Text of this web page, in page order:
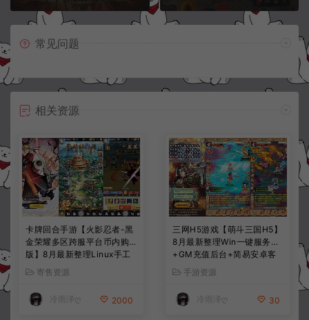
常见问题
相关资源
卡牌回合手游【火影忍者-黑
金荣耀多区跨服平台币内购
版】8月最新整理Linux手工
服务端+CDK授权后台+安卓
+详细搭建教程+视频教程
寄售资源
冷雨泽ღ 2000
三网H5游戏【萌斗三国H5】
8月最新整理Win一键服务端
+GM充值后台+简易安卓客
户端+详细搭建教程+视频教
手游资源
冷雨泽ღ 30